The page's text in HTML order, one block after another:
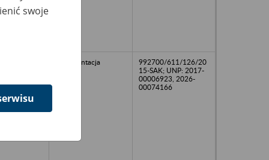
dokumentacja
992700/611/126/20
15-SAK; UNP: 2017-
00006923, 2026-
00074166
swoje